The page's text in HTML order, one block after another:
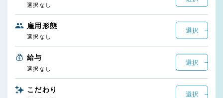
選択なし
雇用形態
選択
選択なし
給与
選択
選択なし
こだわり
選択